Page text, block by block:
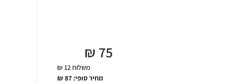
75
₪
משלוח 12 ₪
מחיר סופי: 87
₪